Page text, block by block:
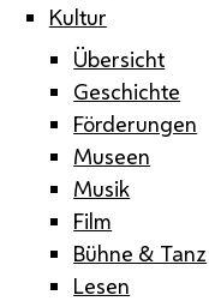
Kultur
Übersicht
Geschichte
Förderungen
Museen
Musik
Film
Bühne & Tanz
Lesen